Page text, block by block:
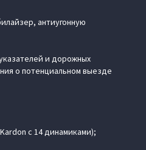
антиугонную
и дорожных
о потенциальном выезде
с 14 динамиками);